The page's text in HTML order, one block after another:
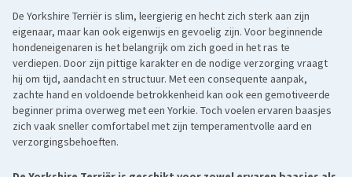
De Yorkshire Terriër is slim, leergierig en hecht zich sterk aan zijn
eigenaar, maar kan ook eigenwijs en gevoelig zijn. Voor beginnende
hondeneigenaren is het belangrijk om zich goed in het ras te
verdiepen. Door zijn pittige karakter en de nodige verzorging vraagt
hij om tijd, aandacht en structuur. Met een consequente aanpak,
zachte hand en voldoende betrokkenheid kan ook een gemotiveerde
beginner prima overweg met een Yorkie. Toch voelen ervaren baasjes
zich vaak sneller comfortabel met zijn temperamentvolle aard en
verzorgingsbehoeften.